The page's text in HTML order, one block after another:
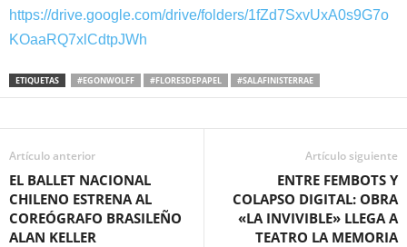
https://drive.google.com/drive/folders/1fZd7SxvUxA0s9G7o
KOaaRQ7xlCdtpJWh
ETIQUETAS #EGONWOLFF #FLORESDEPAPEL #SALAFINISTERRAE
Artículo anterior
EL BALLET NACIONAL
CHILENO ESTRENA AL
COREÓGRAFO BRASILEÑO
ALAN KELLER
Artículo siguiente
ENTRE FEMBOTS Y
COLAPSO DIGITAL: OBRA
«LA INVIVIBLE» LLEGA A
TEATRO LA MEMORIA